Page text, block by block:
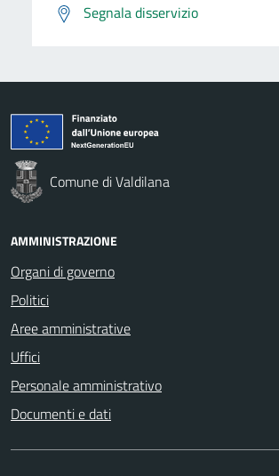
Segnala disservizio
Comune di Valdilana
AMMINISTRAZIONE
Organi di governo
Politici
Aree amministrative
Uffici
Personale amministrativo
Documenti e dati